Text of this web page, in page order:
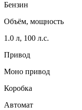
Бензин
Объём, мощность
1.0 л, 100 л.с.
Привод
Моно привод
Коробка
Автомат